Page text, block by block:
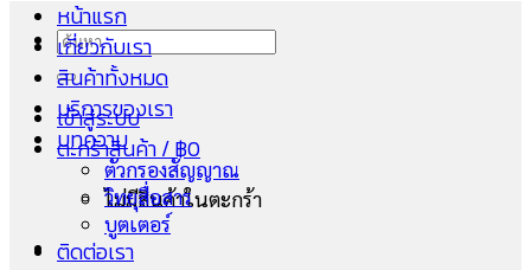
ค้นหา:
เข้าสู่ระบบ
ตะกร้าสินค้า /฿0
ไม่มีสินค้าในตะกร้า
หน้าแรก
เกี่ยวกับเรา
สินค้าทั้งหมด
บริการของเรา
บทความ
ตัวกรองสัญญาณ
วิทยุสื่อสาร
บูตเตอร์
ติดต่อเรา